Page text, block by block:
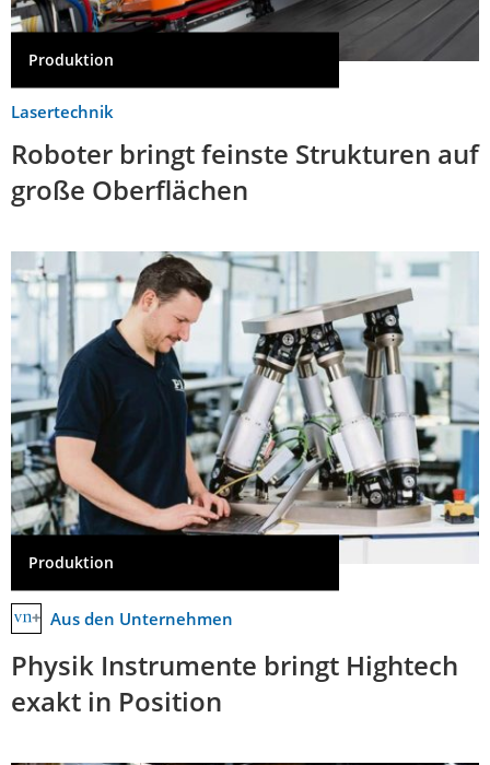
Produktion
Lasertechnik
Roboter bringt feinste Strukturen auf
große Oberflächen
Produktion
Aus den Unternehmen
Physik Instrumente bringt Hightech
exakt in Position